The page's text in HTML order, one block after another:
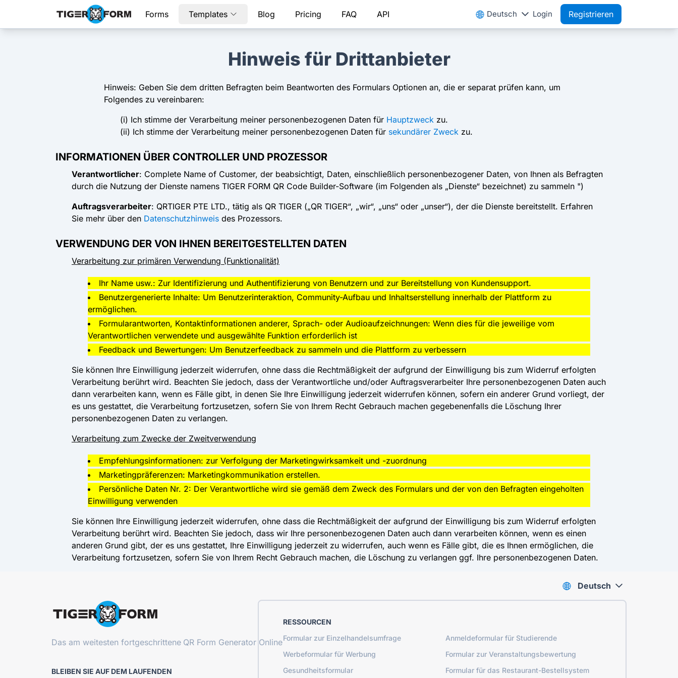
Forms Templates Blog Pricing FAQ API Deutsch Login Registrieren
Hinweis für Drittanbieter
Hinweis: Geben Sie dem dritten Befragten beim Beantworten des Formulars Optionen an, die er separat prüfen kann, um
Folgendes zu vereinbaren:
(i) Ich stimme der Verarbeitung meiner personenbezogenen Daten für Hauptzweck zu.
(ii) Ich stimme der Verarbeitung meiner personenbezogenen Daten für sekundärer Zweck zu.
INFORMATIONEN ÜBER CONTROLLER UND PROZESSOR
Verantwortlicher: Complete Name of Customer, der beabsichtigt, Daten, einschließlich personenbezogener Daten, von Ihnen als Befragten
durch die Nutzung der Dienste namens TIGER FORM QR Code Builder-Software (im Folgenden als „Dienste“ bezeichnet) zu sammeln ")
Auftragsverarbeiter: QRTIGER PTE LTD., tätig als QR TIGER („QR TIGER“, „wir“, „uns“ oder „unser“), der die Dienste bereitstellt. Erfahren
Sie mehr über den Datenschutzhinweis des Prozessors.
VERWENDUNG DER VON IHNEN BEREITGESTELLTEN DATEN
Verarbeitung zur primären Verwendung (Funktionalität)
Ihr Name usw.: Zur Identifizierung und Authentifizierung von Benutzern und zur Bereitstellung von Kundensupport.
Benutzergenerierte Inhalte: Um Benutzerinteraktion, Community-Aufbau und Inhaltserstellung innerhalb der Plattform zu
ermöglichen.
Formularantworten, Kontaktinformationen anderer, Sprach- oder Audioaufzeichnungen: Wenn dies für die jeweilige vom
Verantwortlichen verwendete und ausgewählte Funktion erforderlich ist
Feedback und Bewertungen: Um Benutzerfeedback zu sammeln und die Plattform zu verbessern
Sie können Ihre Einwilligung jederzeit widerrufen, ohne dass die Rechtmäßigkeit der aufgrund der Einwilligung bis zum Widerruf erfolgten
Verarbeitung berührt wird. Beachten Sie jedoch, dass der Verantwortliche und/oder Auftragsverarbeiter Ihre personenbezogenen Daten auch
dann verarbeiten kann, wenn es Fälle gibt, in denen Sie Ihre Einwilligung jederzeit widerrufen können, sofern ein anderer Grund vorliegt, der
es uns gestattet, die Verarbeitung fortzusetzen, sofern Sie von Ihrem Recht Gebrauch machen gegebenenfalls die Löschung Ihrer
personenbezogenen Daten zu verlangen.
Verarbeitung zum Zwecke der Zweitverwendung
Empfehlungsinformationen: zur Verfolgung der Marketingwirksamkeit und -zuordnung
Marketingpräferenzen: Marketingkommunikation erstellen.
Persönliche Daten Nr. 2: Der Verantwortliche wird sie gemäß dem Zweck des Formulars und der von den Befragten eingeholten
Einwilligung verwenden
Sie können Ihre Einwilligung jederzeit widerrufen, ohne dass die Rechtmäßigkeit der aufgrund der Einwilligung bis zum Widerruf erfolgten
Verarbeitung berührt wird. Beachten Sie jedoch, dass wir Ihre personenbezogenen Daten auch dann verarbeiten können, wenn es einen
anderen Grund gibt, der es uns gestattet, Ihre Einwilligung jederzeit zu widerrufen, auch wenn es Fälle gibt, die es Ihnen ermöglichen, die
Verarbeitung fortzusetzen, sofern Sie von Ihrem Recht Gebrauch machen, die Löschung zu verlangen ggf. Ihre personenbezogenen Daten.
Das am weitesten fortgeschrittene QR Form Generator Online
BLEIBEN SIE AUF DEM LAUFENDEN
RESSOURCEN
Formular zur Einzelhandelsumfrage
Anmeldeformular für Studierende
Werbeformular für Werbung
Formular zur Veranstaltungsbewertung
Gesundheitsformular
Formular für das Restaurant-Bestellsystem
Deutsch